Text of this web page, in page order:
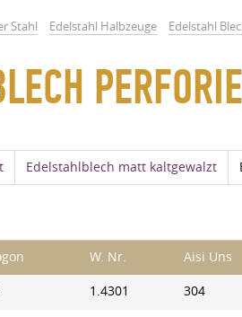
Stahl Edelstahl Halbzeuge Edelstahl
Edelstahlblech matt kaltgewalzt
W. Nr. Aisi Uns
1.4301 304